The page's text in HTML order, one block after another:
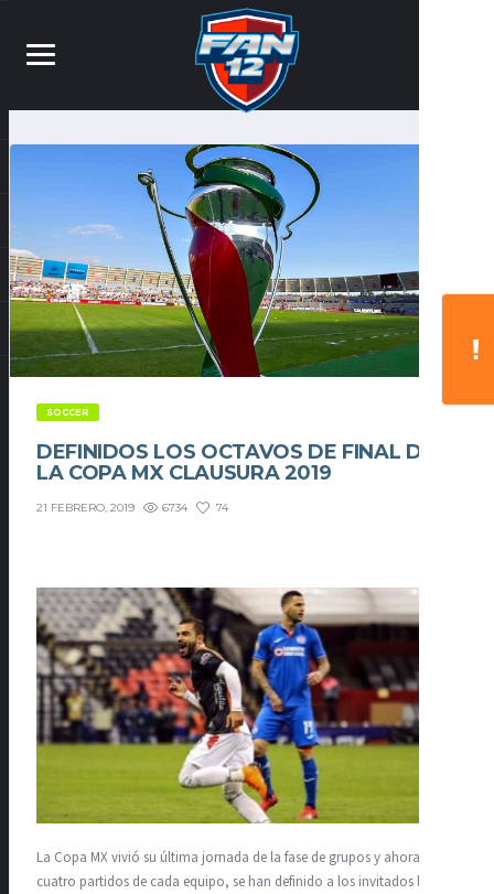
SOCCER
DEFINIDOS LOS OCTAVOS DE FINAL DE
LA COPA MX CLAUSURA 2019
21 FEBRERO, 2019 6734 74
La Copa MX vivió su última jornada de la fase de grupos y ahora, tras
cuatro partidos de cada equipo, se han definido a los invitados los